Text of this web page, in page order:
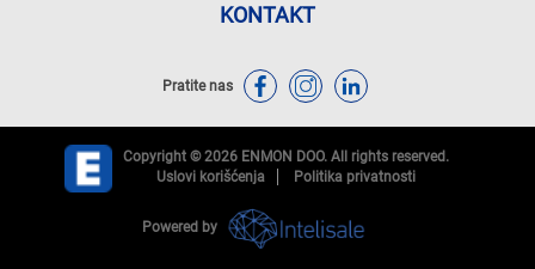
KONTAKT
Pratite nas
Copyright © 2026 ENMON DOO. All rights reserved.
Uslovi korišćenja
Politika privatnosti
Powered by